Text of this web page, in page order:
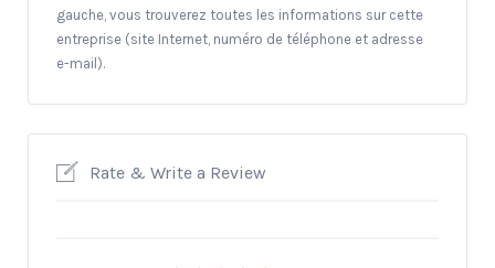
gauche, vous trouverez toutes les informations sur cette
entreprise (site Internet, numéro de téléphone et adresse
e-mail).
Rate & Write a Review